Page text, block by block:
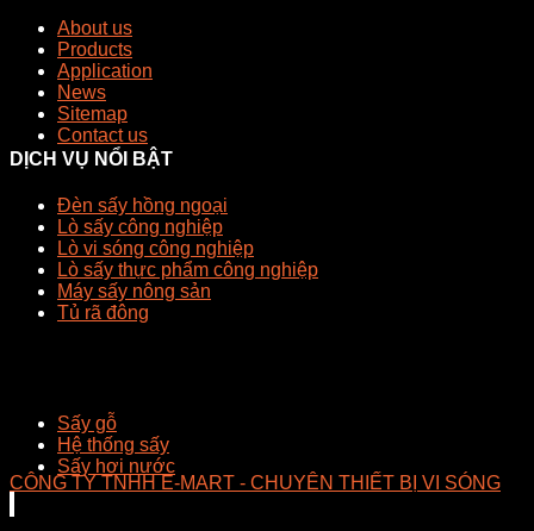
About us
Products
Application
News
Sitemap
Contact us
DỊCH VỤ NỔI BẬT
Đèn sấy hồng ngoại
Lò sấy công nghiệp
Lò vi sóng công nghiệp
Lò sấy thực phẩm công nghiệp
Máy sấy nông sản
Tủ rã đông
Sấy gỗ
Hệ thống sấy
Sấy hơi nước
CÔNG TY TNHH E-MART - CHUYÊN THIẾT BỊ VI SÓNG